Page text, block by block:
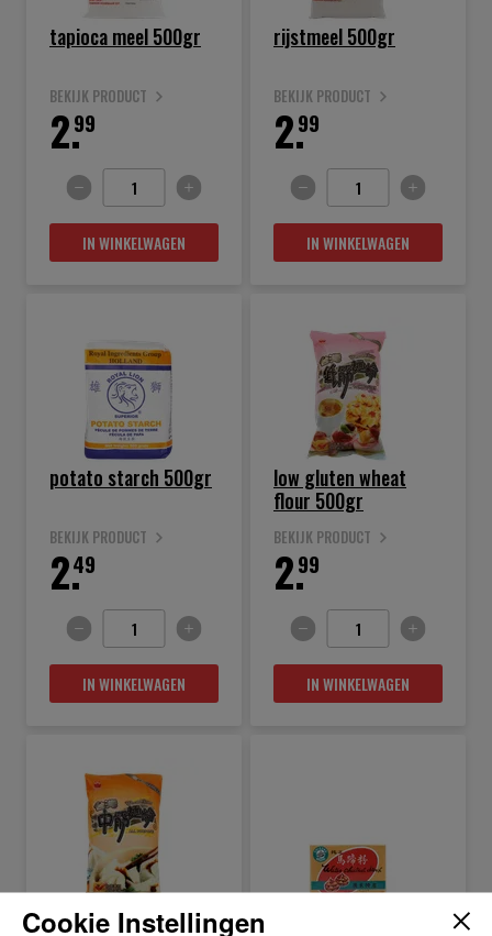
tapioca meel 500gr
BEKIJK PRODUCT
99
2.
IN WINKELWAGEN
rijstmeel 500gr
BEKIJK PRODUCT
99
2.
IN WINKELWAGEN
potato starch 500gr
BEKIJK PRODUCT
49
2.
IN WINKELWAGEN
low gluten wheat
flour 500gr
BEKIJK PRODUCT
99
2.
IN WINKELWAGEN
all purpose wheat
Cookie Instellingen